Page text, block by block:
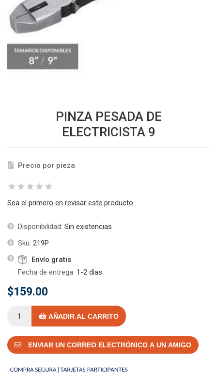
PINZA PESADA DE
ELECTRICISTA 9
Precio por pieza
Sea el primero en revisar este producto
Disponibilidad: Sin existencias
Sku: 219P
Envío gratis
Fecha de entrega: 1-2 dias
$159.00
AÑADIR AL CARRITO
ENVIAR UN CORREO ELECTRÓNICO A UN AMIGO